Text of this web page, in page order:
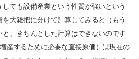
しても設備産業という性質が強いという
を大雑把に分けて計算してみると（もう
と、きちんとした計算はできないのです
産するために必要な直接原価）は現在の